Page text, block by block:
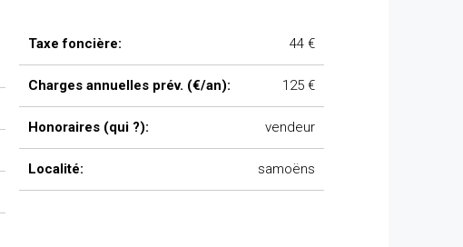
Taxe foncière: 44 €
Charges annuelles prév. (€/an): 125 €
Honoraires (qui ?): vendeur
Localité: samoëns